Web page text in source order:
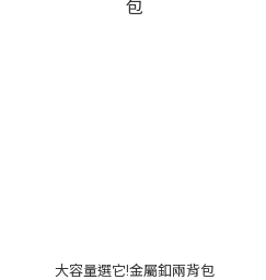
大容量選它!金屬釦兩背包